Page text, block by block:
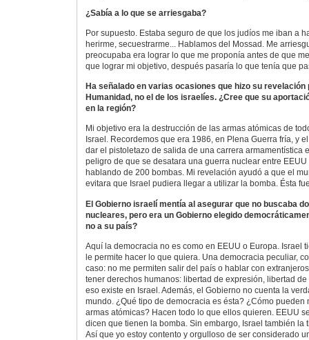
¿Sabía a lo que se arriesgaba?
Por supuesto. Estaba seguro de que los judíos me iban a
herirme, secuestrarme... Hablamos del Mossad. Me
preocupaba era lograr lo que me proponía antes de que
que lograr mi objetivo, después pasaría lo que tenía que
Ha señalado en varias ocasiones que hizo su revelación
Humanidad, no el de los israelíes. ¿Cree que su
en la región?
Mi objetivo era la destrucción de las armas atómicas de
Israel. Recordemos que era 1986, en Plena Guerra fría, y
dar el pistoletazo de salida de una carrera armamentística
peligro de que se desatara una guerra nuclear entre
hablando de 200 bombas. Mi revelación ayudó a que el
evitara que Israel pudiera llegar a utilizar la bomba. Ésta
El Gobierno israelí mentía al asegurar que no buscaba
nucleares, pero era un Gobierno elegido
no a su país?
Aquí la democracia no es como en EEUU o Europa. Israel
le permite hacer lo que quiera. Una democracia peculiar,
caso: no me permiten salir del país o hablar con
tener derechos humanos: libertad de expresión, libertad
eso existe en Israel. Además, el Gobierno no cuenta la
mundo. ¿Qué tipo de democracia es ésta? ¿Cómo pueden
armas atómicas? Hacen todo lo que ellos quieren. EEUU
dicen que tienen la bomba. Sin embargo, Israel también la
Así que yo estoy contento y orgulloso de ser considerado